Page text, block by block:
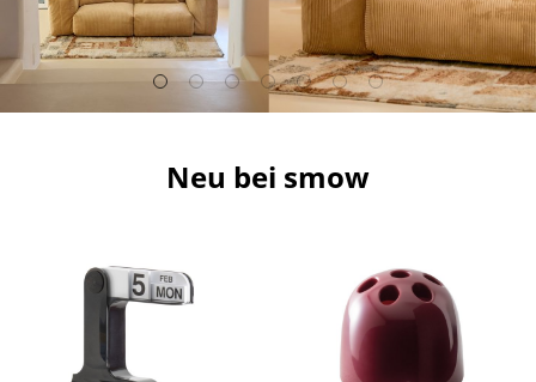
Hocker
Bänke & Liegen
Gartenstühle
Schaukelstühle
Bürodrehstühle
Konferenzstühle
Neu bei smow